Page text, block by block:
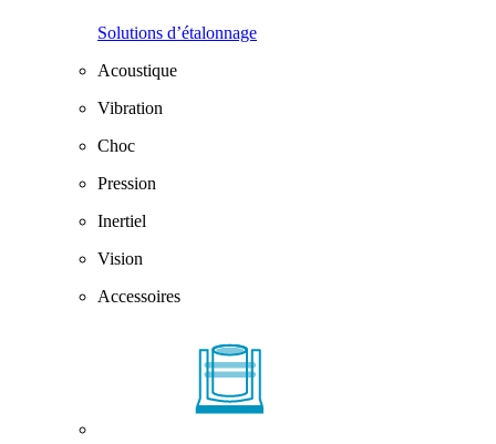
Solutions d’étalonnage
Acoustique
Vibration
Choc
Pression
Inertiel
Vision
Accessoires